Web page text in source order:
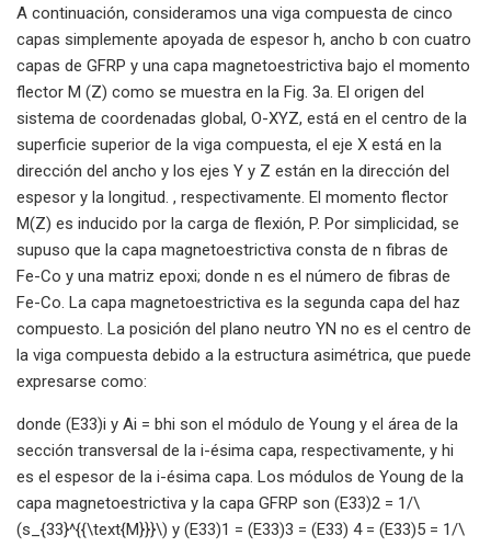
A continuación, consideramos una viga compuesta de cinco
capas simplemente apoyada de espesor h, ancho b con cuatro
capas de GFRP y una capa magnetoestrictiva bajo el momento
flector M (Z) como se muestra en la Fig. 3a. El origen del
sistema de coordenadas global, O-XYZ, está en el centro de la
superficie superior de la viga compuesta, el eje X está en la
dirección del ancho y los ejes Y y Z están en la dirección del
espesor y la longitud. , respectivamente. El momento flector
M(Z) es inducido por la carga de flexión, P. Por simplicidad, se
supuso que la capa magnetoestrictiva consta de n fibras de
Fe-Co y una matriz epoxi; donde n es el número de fibras de
Fe-Co. La capa magnetoestrictiva es la segunda capa del haz
compuesto. La posición del plano neutro YN no es el centro de
la viga compuesta debido a la estructura asimétrica, que puede
expresarse como:
donde (E33)i y Ai = bhi son el módulo de Young y el área de la
sección transversal de la i-ésima capa, respectivamente, y hi
es el espesor de la i-ésima capa. Los módulos de Young de la
capa magnetoestrictiva y la capa GFRP son (E33)2 = 1/\
(s_{33}^{{\text{M}}}\) y (E33)1 = (E33)3 = (E33) 4 = (E33)5 = 1/\